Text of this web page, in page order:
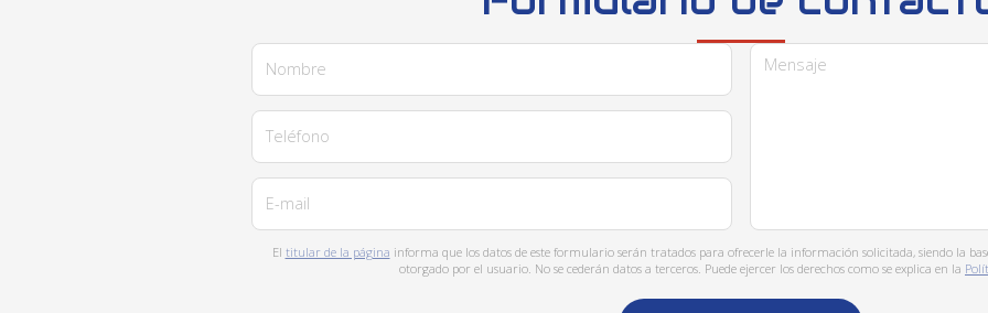
Nombre
Teléfono
E-mail
Mensaje
El titular de la página informa que los datos de este formulario serán tratados para ofrecerle la información solicitada, siendo la
otorgado por el usuario. No se cederán datos a terceros. Puede ejercer los derechos como se explica en la